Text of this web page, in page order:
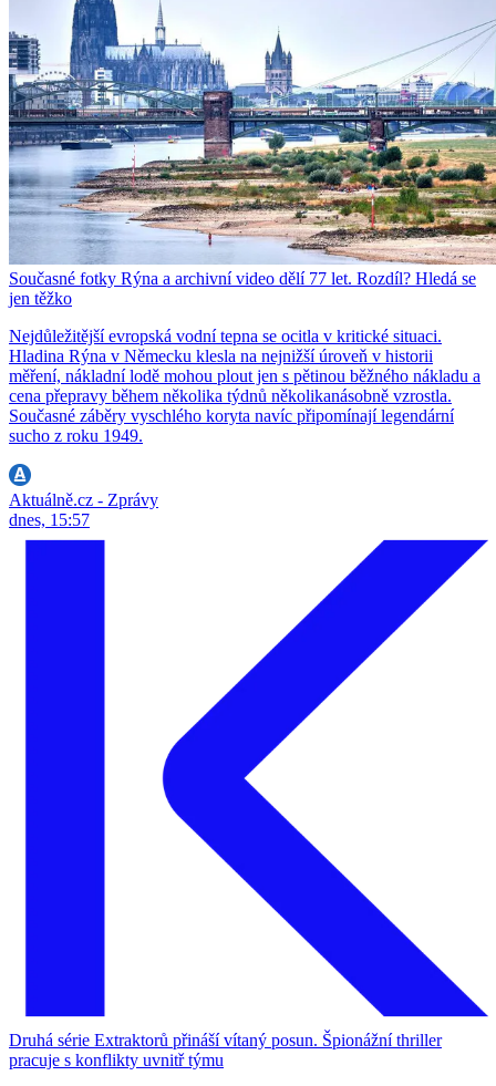
Současné fotky Rýna a archivní video dělí 77 let. Rozdíl? Hledá se
jen těžko
Nejdůležitější evropská vodní tepna se ocitla v kritické situaci.
Hladina Rýna v Německu klesla na nejnižší úroveň v historii
měření, nákladní lodě mohou plout jen s pětinou běžného nákladu a
cena přepravy během několika týdnů několikanásobně vzrostla.
Současné záběry vyschlého koryta navíc připomínají legendární
sucho z roku 1949.
Aktuálně.cz - Zprávy
dnes, 15:57
Druhá série Extraktorů přináší vítaný posun. Špionážní thriller
pracuje s konflikty uvnitř týmu